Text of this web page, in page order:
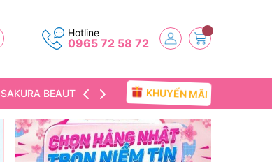
Hotline
0965 72 58 72
SAKURA BEAUTY TIN TỨC
KHUYẾN MÃI